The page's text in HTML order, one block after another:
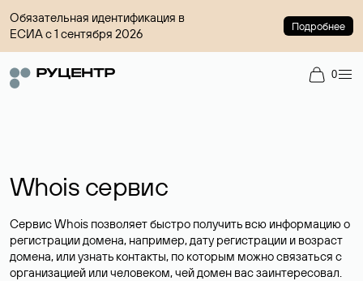
Обязательная идентификация в
ЕСИА с 1 сентября 2026
Подробнее
0
Whois сервис
Сервис Whois позволяет быстро получить всю информацию о
регистрации домена, например, дату регистрации и возраст
домена, или узнать контакты, по которым можно связаться с
организацией или человеком, чей домен вас заинтересовал.